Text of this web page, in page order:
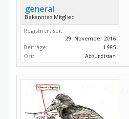
general
Bekanntes Mitglied
Registriert seit:
29. November 2016
Beiträge:
1.985
Ort:
Absurdistan